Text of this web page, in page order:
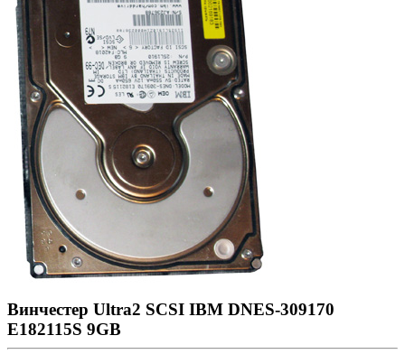
Винчестер Ultra2 SCSI IBM DNES-309170
E182115S 9GB